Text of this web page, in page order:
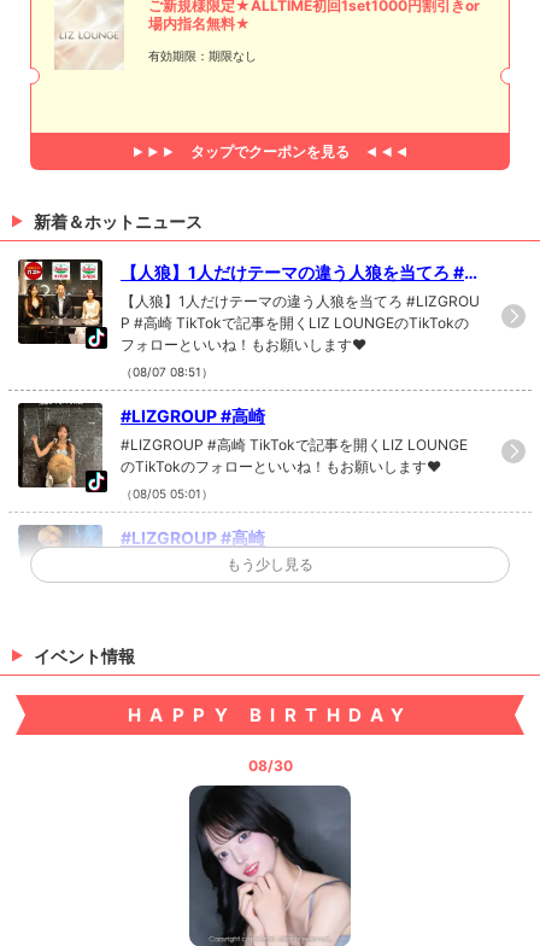
ご新規様限定★ALLTIME初回1set1000円割引きor
場内指名無料★
有効期限：期限なし
タップでクーポンを見る
新着＆ホットニュース
【人狼】1人だけテーマの違う人狼を当てろ #LI
ZGROUP #高崎
【人狼】1人だけテーマの違う人狼を当てろ #LIZGROU
P #高崎 TikTokで記事を開くLIZ LOUNGEのTikTokの
フォローといいね！もお願いします❤
（08/07 08:51）
#LIZGROUP #高崎
#LIZGROUP #高崎 TikTokで記事を開くLIZ LOUNGE
のTikTokのフォローといいね！もお願いします❤
（08/05 05:01）
#LIZGROUP #高崎
のTikTokのフォローといいね！もお願いします❤
#LIZGROUP #高崎 #vlog
NGEのTikTokのフォローといいね！もお願いします❤
（07/30 08:44）
>
もう少し見る
イベント情報
HAPPY BIRTHDAY
08/30